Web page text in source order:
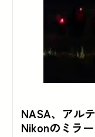
NASA、アル
Nikonのミラ